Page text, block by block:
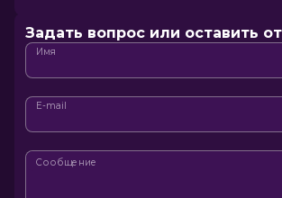
Задать вопрос или оставить
Имя
E-mail
Сообщение